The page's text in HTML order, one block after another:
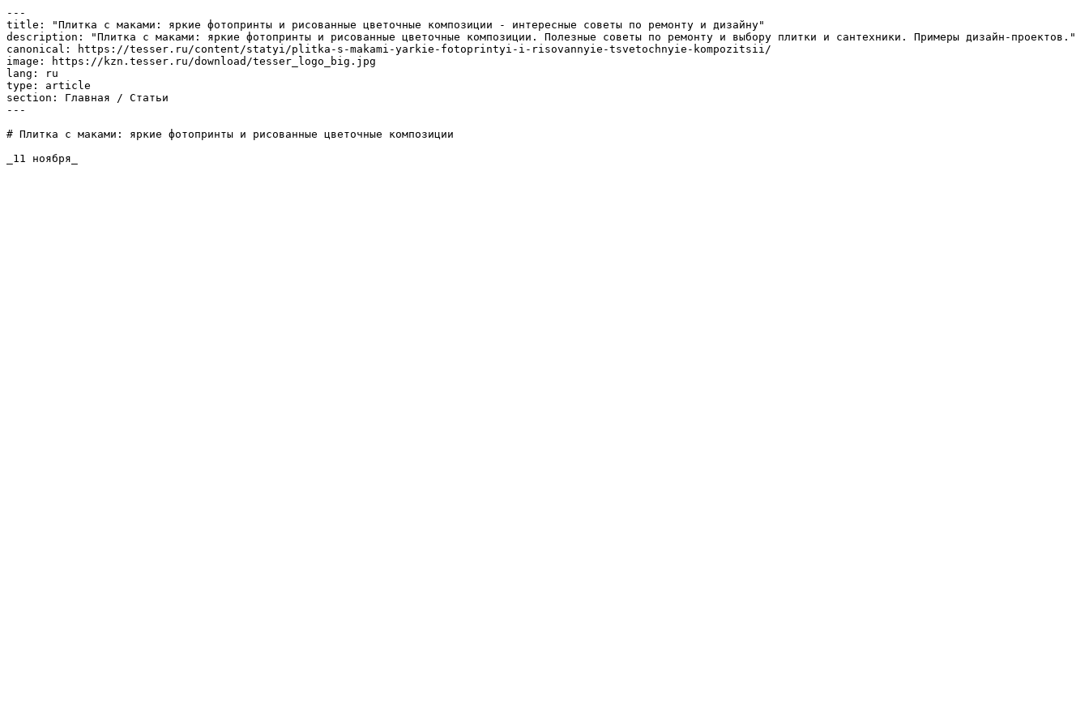
---
title: "Плитка с маками: яркие фотопринты и рисованные цветочные композиции - интересные советы по ремонту и дизайну"
description: "Плитка с маками: яркие фотопринты и рисованные цветочные композиции. Полезные советы по ремонту и выбору плитки и сантехники. Примеры дизайн-проектов."
canonical: https://tesser.ru/content/statyi/plitka-s-makami-yarkie-fotoprintyi-i-risovannyie-tsvetochnyie-kompozitsii/
image: https://kzn.tesser.ru/download/tesser_logo_big.jpg
lang: ru
type: article
section: Главная / Статьи
---
# Плитка с маками: яркие фотопринты и рисованные цветочные композиции
_11 ноября_